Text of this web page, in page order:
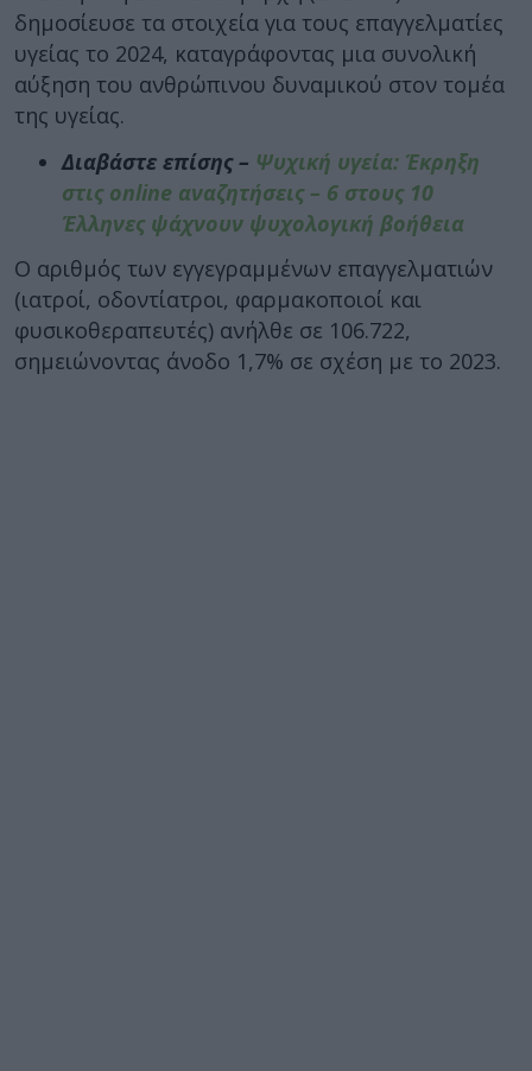
δημοσίευσε τα στοιχεία για τους επαγγελματίες
υγείας το 2024, καταγράφοντας μια συνολική
αύξηση του ανθρώπινου δυναμικού στον τομέα
της υγείας.
Διαβάστε επίσης – Ψυχική υγεία: Έκρηξη
στις online αναζητήσεις – 6 στους 10
Έλληνες ψάχνουν ψυχολογική βοήθεια
Ο αριθμός των εγγεγραμμένων επαγγελματιών
(ιατροί, οδοντίατροι, φαρμακοποιοί και
φυσικοθεραπευτές) ανήλθε σε 106.722,
σημειώνοντας άνοδο 1,7% σε σχέση με το 2023.